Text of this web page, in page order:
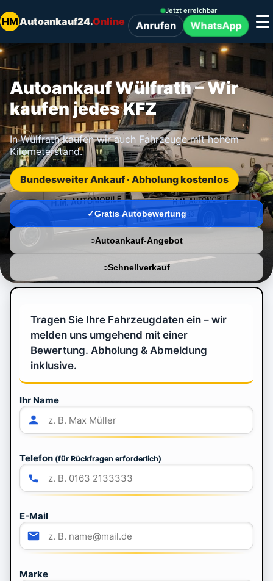
HMAutoankauf24.Online
Jetzt erreichbar
Anrufen WhatsApp
Autoankauf Wülfrath – Wir
kaufen jedes KFZ
In Wülfrath kaufen wir auch Fahrzeuge mit hohem
Kilometerstand.
Bundesweiter Ankauf · Abholung kostenlos
Gratis Autobewertung
Autoankauf-Angebot
Schnellverkauf
Tragen Sie Ihre Fahrzeugdaten ein – wir
melden uns umgehend mit einer
Bewertung. Abholung & Abmeldung
inklusive.
Ihr Name
Telefon (für Rückfragen erforderlich)
E-Mail
Marke